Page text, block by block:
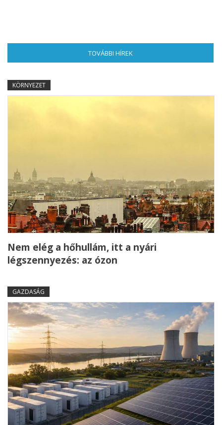
TOVÁBBI HÍREK
KÖRNYEZET
Nem elég a hőhullám, itt a nyári
légszennyezés: az ózon
GAZDASÁG